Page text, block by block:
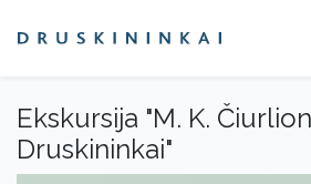
Ekskursija "M. K.
Druskininkai"